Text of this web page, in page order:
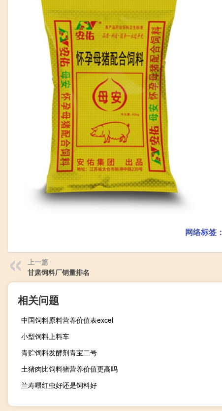
网络标签：
上一篇
甘肃饲料厂销量排名
相关问题
中国饲料原料营养价值表excel
小型饲料上料车
青贮饲料发酵剂青宝二号
土猪肉比饲料猪营养价值更高吗
兰寿喂红虫好还是饲料好